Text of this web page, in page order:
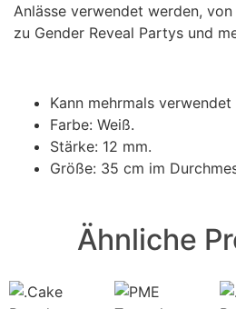
Anlässe verwendet werden,
zu Gender Reveal Partys und
Kann mehrmals verwendet
Farbe: Weiß.
Stärke: 12 mm.
Größe: 35 cm im
Ähnliche